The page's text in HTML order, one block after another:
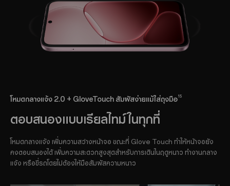
โหมดกลางแจ้ง 2.0 + GloveTouch สัมผัสง่ายแม้ใส่ถุงมือ15
ตอบสนองแบบเรียลไทม์ในทุกที่
โหมดกลางแจ้ง เพิ่มความสว่างหน้าจอ ขณะที่ Glove Touch ทำให้หน้าจอยัง
คงตอบสนองได้ เพิ่มความสะดวกสูงสุดสำหรับการเดินในฤดูหนาว ทำงานกลาง
แจ้ง หรือขี่รถโดยไม่ต้องให้มือสัมผัสความหนาว